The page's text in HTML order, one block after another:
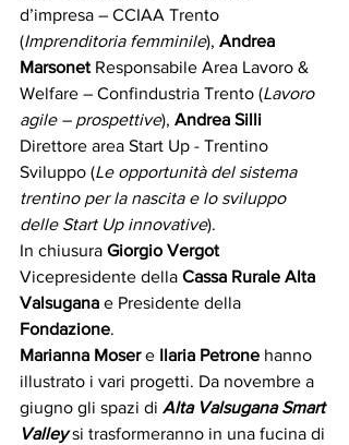
d’impresa – CCIAA Trento
(Imprenditoria femminile), Andrea
Marsonet Responsabile Area Lavoro &
Welfare – Confindustria Trento (Lavoro
agile – prospettive), Andrea Silli
Direttore area Start Up - Trentino
Sviluppo (Le opportunità del sistema
trentino per la nascita e lo sviluppo
delle Start Up innovative).
In chiusura Giorgio Vergot
Vicepresidente della Cassa Rurale Alta
Valsugana e Presidente della
Fondazione.
Marianna Moser e Ilaria Petrone hanno
illustrato i vari progetti. Da novembre a
giugno gli spazi di Alta Valsugana Smart
Valley si trasformeranno in una fucina di